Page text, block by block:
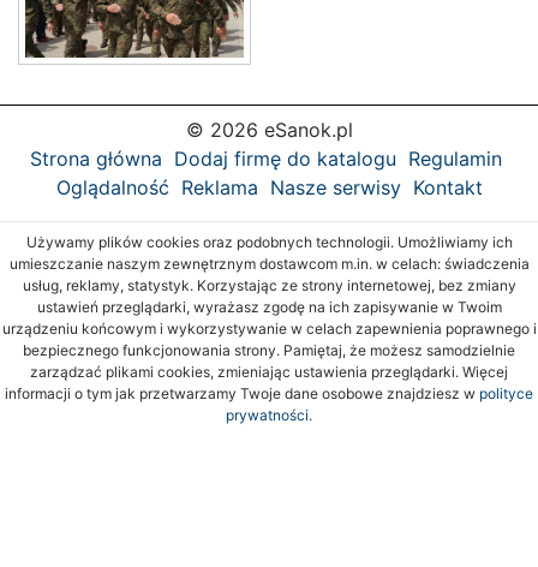
© 2026 eSanok.pl
Strona główna Dodaj firmę do katalogu Regulamin
Oglądalność Reklama Nasze serwisy Kontakt
Używamy plików cookies oraz podobnych technologii. Umożliwiamy ich
umieszczanie naszym zewnętrznym dostawcom m.in. w celach: świadczenia
usług, reklamy, statystyk. Korzystając ze strony internetowej, bez zmiany
ustawień przeglądarki, wyrażasz zgodę na ich zapisywanie w Twoim
urządzeniu końcowym i wykorzystywanie w celach zapewnienia poprawnego i
bezpiecznego funkcjonowania strony. Pamiętaj, że możesz samodzielnie
zarządzać plikami cookies, zmieniając ustawienia przeglądarki. Więcej
informacji o tym jak przetwarzamy Twoje dane osobowe znajdziesz w polityce
prywatności.